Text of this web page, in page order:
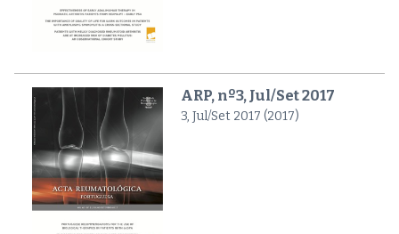
ARP, nº3, Jul/Set 2017
3, Jul/Set 2017 (2017)